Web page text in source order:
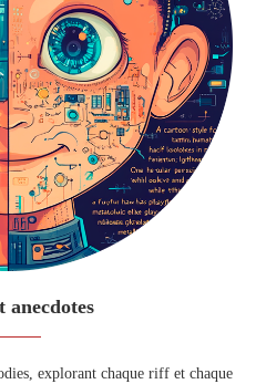
anecdotes
explorant chaque riff et chaque